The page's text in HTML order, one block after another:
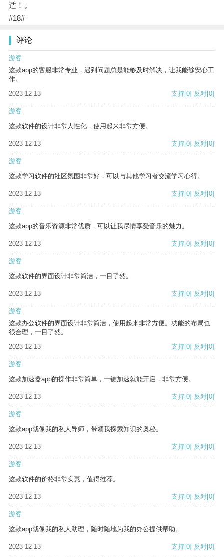
适！。
#18#
评论
游客
这款app的客服非常专业，遇到问题总是能够及时解决，让我能够安心工
作。
2023-12-13
支持[0] 反对[0]
游客
这款软件的设计非常人性化，使用起来非常方便。
2023-12-13 支持[0] 反对[0]
游客
这款学习软件的社区氛围非常好，可以与其他学习者交流学习心得。
2023-12-13 支持[0] 反对[0]
游客
这款app的音乐资源非常优质，可以让我尽情享受音乐的魅力。
2023-12-13 支持[0] 反对[0]
游客
这款软件的界面设计非常简洁，一目了然。
2023-12-13 支持[0] 反对[0]
游客
这款办公软件的界面设计非常简洁，使用起来非常方便。功能的布局也
很合理，一目了然。
2023-12-13
支持[0] 反对[0]
游客
这款加速器app的操作非常简单，一键加速就能开启，非常方便。
2023-12-13 支持[0] 反对[0]
游客
这款app就像我的私人导师，带领我探索知识的奥秘。
2023-12-13 支持[0] 反对[0]
游客
这款软件的价格非常实惠，值得推荐。
2023-12-13 支持[0] 反对[0]
游客
这款app就像我的私人助理，随时随地为我的办公提供帮助。
2023-12-13 支持[0] 反对[0]